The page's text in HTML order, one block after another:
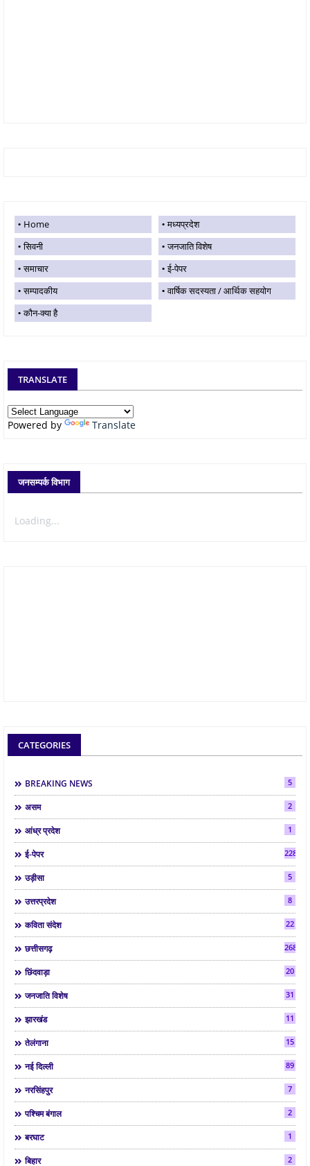
Home
मध्यप्रदेश
सिवनी
जनजाति विशेष
समाचार
ई-पेपर
सम्पादकीय
वार्षिक सदस्यता / आर्थिक सहयोग
कौन-क्या है
TRANSLATE
Powered by Translate
जनसम्पर्क विभाग
Loading...
CATEGORIES
BREAKING NEWS 5
असम 2
आंध्र प्रदेश 1
ई-पेपर 2286
उड़ीसा 5
उत्तरप्रदेश 8
कविता संदेश 22
छत्तीसगढ़ 268
छिंदवाड़ा 20
जनजाति विशेष 31
झारखंड 11
तेलंगाना 15
नई दिल्ली 89
नरसिंहपुर 7
पश्चिम बंगाल 2
बरघाट 1
बिहार 2